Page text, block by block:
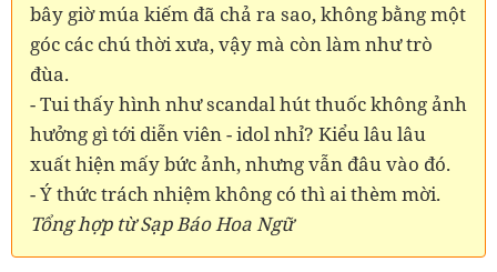
bây giờ múa kiếm đã chả ra sao, không bằng một
góc các chú thời xưa, vậy mà còn làm như trò
đùa.
- Tui thấy hình như scandal hút thuốc không ảnh
hưởng gì tới diễn viên - idol nhỉ? Kiểu lâu lâu
xuất hiện mấy bức ảnh, nhưng vẫn đâu vào đó.
- Ý thức trách nhiệm không có thì ai thèm mời.
Tổng hợp từ Sạp Báo Hoa Ngữ